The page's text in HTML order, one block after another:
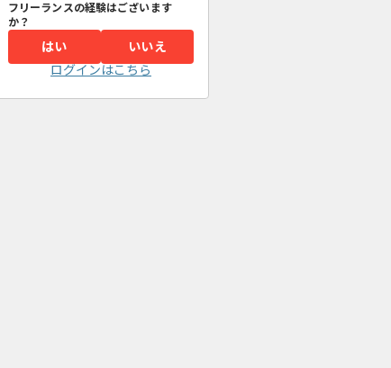
フリーランスの経験はございます
か？
はい
いいえ
ログインはこちら